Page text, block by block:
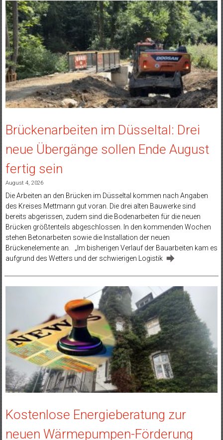
Brückenarbeiten im Düsseltal: Drei
neue Übergänge sollen Ende August
fertig sein
August 4, 2026
Die Arbeiten an den Brücken im Düsseltal kommen nach Angaben
des Kreises Mettmann gut voran. Die drei alten Bauwerke sind
bereits abgerissen, zudem sind die Bodenarbeiten für die neuen
Brücken größtenteils abgeschlossen. In den kommenden Wochen
stehen Betonarbeiten sowie die Installation der neuen
Brückenelemente an. „Im bisherigen Verlauf der Bauarbeiten kam es
aufgrund des Wetters und der schwierigen Logistik
Kostenlose Energieberatung zur
neuen Wärmepumpen-Förderung